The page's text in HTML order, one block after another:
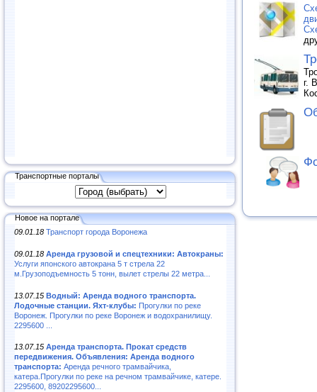
Транспортные порталы
Новое на портале
09.01.18 Транспорт города Воронежа
09.01.18 Аренда грузовой и спецтехники: Автокраны:
Услуги японского автокрана 5 т стрела 22
м.Грузоподъемность 5 тонн, вылет стрелы 22 метра...
13.07.15 Водный: Аренда водного транспорта.
Лодочные станции. Яхт-клубы: Прогулки по реке
Воронеж. Прогулки по реке Воронеж и водохранилищу.
2295600 ...
13.07.15 Аренда транспорта. Прокат средств
передвижения. Объявления: Аренда водного
транспорта: Аренда речного трамвайчика,
катера.Прогулки по реке на речном трамвайчике, катере.
2295600, 89202295600...
г.